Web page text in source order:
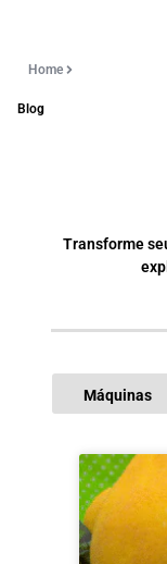
Home
Blog
Transforme
Máquinas